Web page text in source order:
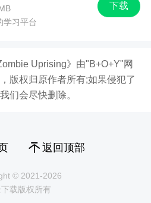
下载
学习平台
Uprising》由"B+O+Y"网
版权归原作者所有;如果侵犯了
们会尽快删除。
返回顶部
© 2021-2026
载版权所有